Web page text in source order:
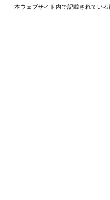
本ウェブサイト内で記載されてい